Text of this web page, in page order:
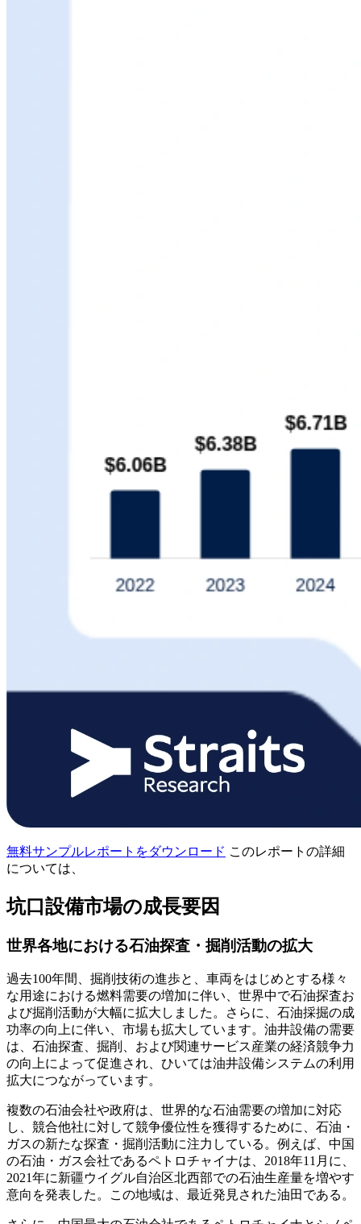
無料サンプルレポートをダウンロード このレポートの詳細
については、
坑口設備市場の成長要因
世界各地における石油探査・掘削活動の拡大
過去100年間、掘削技術の進歩と、車両をはじめとする様々
な用途における燃料需要の増加に伴い、世界中で石油探査お
よび掘削活動が大幅に拡大しました。さらに、石油採掘の成
功率の向上に伴い、市場も拡大しています。油井設備の需要
は、石油探査、掘削、および関連サービス産業の経済競争力
の向上によって促進され、ひいては油井設備システムの利用
拡大につながっています。
複数の石油会社や政府は、世界的な石油需要の増加に対応
し、競合他社に対して競争優位性を獲得するために、石油・
ガスの新たな探査・掘削活動に注力している。例えば、中国
の石油・ガス会社であるペトロチャイナは、2018年11月に、
2021年に新疆ウイグル自治区北西部での石油生産量を増やす
意向を発表した。この地域は、最近発見された油田である。